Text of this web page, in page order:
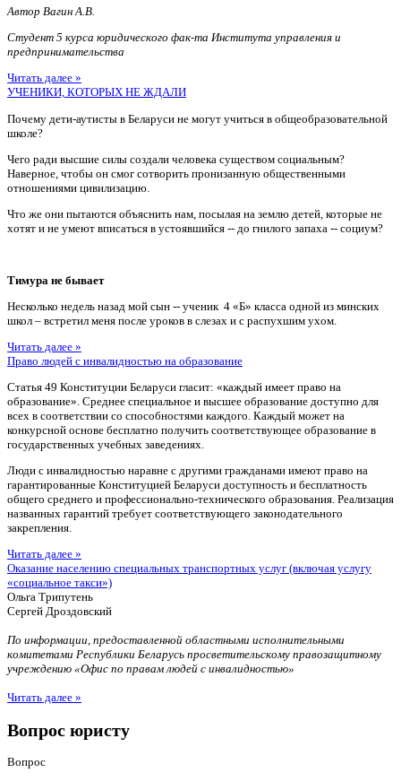
Автор Вагин А.В.
Студент 5 курса юридического фак-та Института управления и
предпринимательства
Читать далее »
УЧЕНИКИ, КОТОРЫХ НЕ ЖДАЛИ
Почему дети-аутисты в Беларуси не могут учиться в общеобразовательной
школе?
Чего ради высшие силы создали человека существом социальным?
Наверное, чтобы он смог сотворить пронизанную общественными
отношениями цивилизацию.
Что же они пытаются объяснить нам, посылая на землю детей, которые не
хотят и не умеют вписаться в устоявшийся -- до гнилого запаха -- социум?
Тимура не бывает
Несколько недель назад мой сын -- ученик 4 «Б» класса одной из минских
школ – встретил меня после уроков в слезах и с распухшим ухом.
Читать далее »
Право людей с инвалидностью на образование
Статья 49 Конституции Беларуси гласит: «каждый имеет право на
образование». Среднее специальное и высшее образование доступно для
всех в соответствии со способностями каждого. Каждый может на
конкурсной основе бесплатно получить соответствующее образование в
государственных учебных заведениях.
Люди с инвалидностью наравне с другими гражданами имеют право на
гарантированные Конституцией Беларуси доступность и бесплатность
общего среднего и профессионально-технического образования. Реализация
названных гарантий требует соответствующего законодательного
закрепления.
Читать далее »
Оказание населению специальных транспортных услуг (включая услугу
«социальное такси»)
Ольга Трипутень
Сергей Дроздовский
По информации, предоставленной областными исполнительными
комитетами Республики Беларусь просветительскому правозащитному
учреждению «Офис по правам людей с инвалидностью»
Читать далее »
Вопрос юристу
Вопрос